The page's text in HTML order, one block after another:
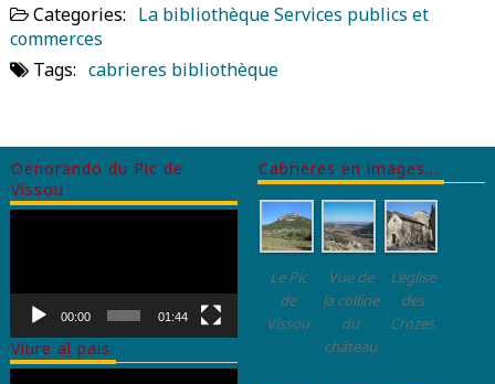
Categories: La bibliothèqueServices publics et
commerces
Tags: cabrieres bibliothèque
Oenorando du Pic de
Vissou
00:00 01:44
Viure al pais
Cabrières en images…
Le Pic
de
Vissou
Vue de
la colline
du
château
L’eglise
des
Crozes